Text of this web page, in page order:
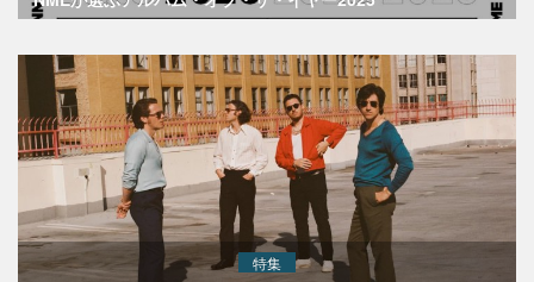
特集